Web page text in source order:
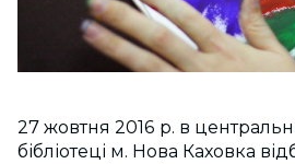
27 жовтня 2016 р. в
бібліотеці м. Нова Каховка